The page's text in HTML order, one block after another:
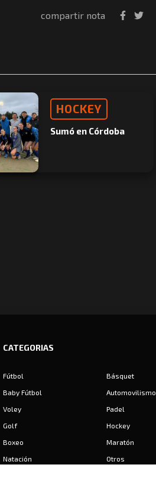
compartir nota
HOCKEY
Sumó en Córdoba
CATEGORIAS
Fútbol
Básquet
Baby Fútbol
Automovilismo
Voley
Padel
Golf
Hockey
Boxeo
Maratón
Natación
Otros